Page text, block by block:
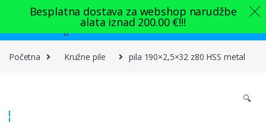
Skip to navigation
Skip to content
Početna Kružne pile pila 190×2,5×32 z80 HSS metal
🔍
Besplatna dostava za webshop narudžbe
alata iznad 200.00 €!!!